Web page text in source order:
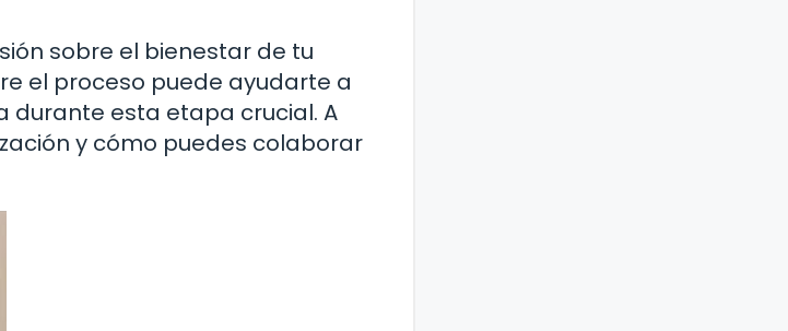
sobre el bienestar de tu
el proceso puede ayudarte a
esta etapa crucial. A
y cómo puedes colaborar